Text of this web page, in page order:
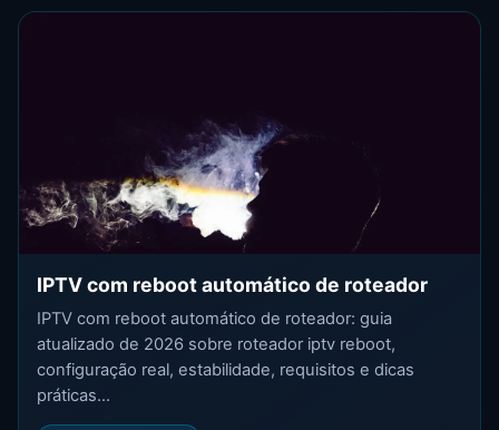
IPTV com reboot automático de roteador
IPTV com reboot automático de roteador: guia
atualizado de 2026 sobre roteador iptv reboot,
configuração real, estabilidade, requisitos e dicas
práticas...